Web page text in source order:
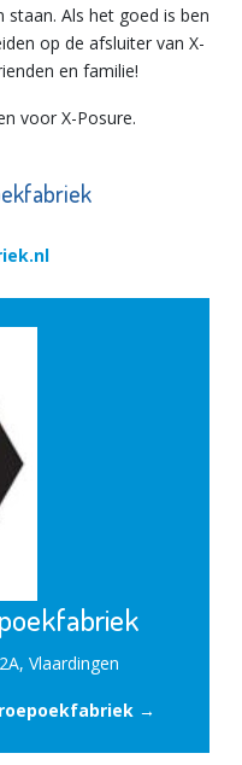
Als het goed is ben
op de afsluiter van X-
en familie!
voor X-Posure.
Vlaardingen
→